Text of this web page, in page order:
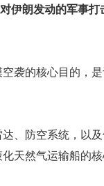
伊朗发动的军事
袭的核心目的，
、防空系统，以
天然气运输船的